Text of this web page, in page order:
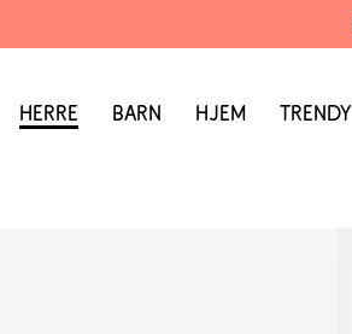
Herre Barn Hjem Trendy